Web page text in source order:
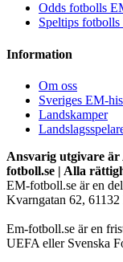
Odds fotbolls
Speltips
Information
Om oss
Sveriges EM-
Landskamper
Ansvarig utgivare
fotboll.se | Alla
EM-fotboll.se är en
Kvarngatan 62,
Em-fotboll.se är en
UEFA eller Svenska